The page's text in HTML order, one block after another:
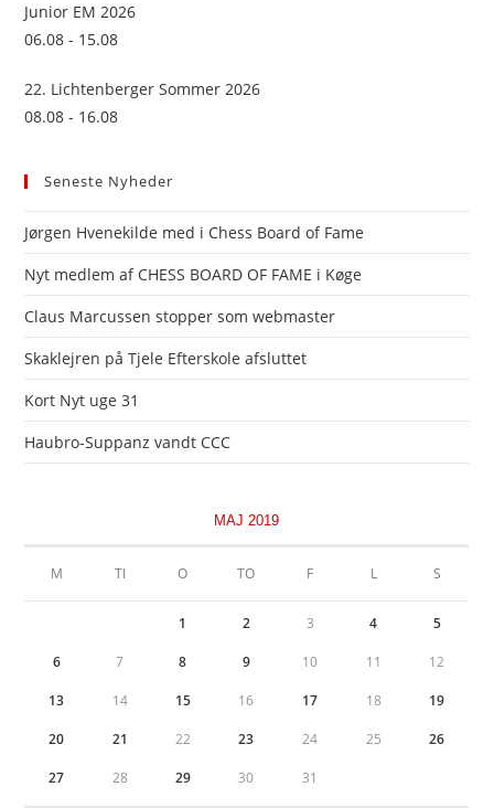
Junior EM 2026
06.08 - 15.08
22. Lichtenberger Sommer 2026
08.08 - 16.08
Seneste Nyheder
Jørgen Hvenekilde med i Chess Board of Fame
Nyt medlem af CHESS BOARD OF FAME i Køge
Claus Marcussen stopper som webmaster
Skaklejren på Tjele Efterskole afsluttet
Kort Nyt uge 31
Haubro-Suppanz vandt CCC
MAJ 2019
M TI O TO F L S
1 2 3 4 5
6 7 8 9 10 11 12
13 14 15 16 17 18 19
20 21 22 23 24 25 26
27 28 29 30 31